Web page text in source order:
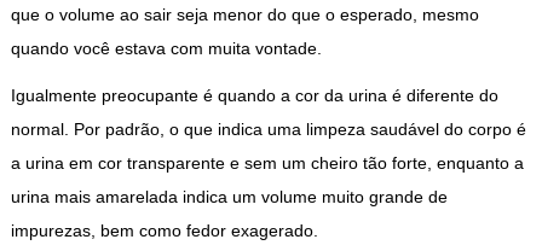
que o volume ao sair seja menor do que o esperado, mesmo
quando você estava com muita vontade.
Igualmente preocupante é quando a cor da urina é diferente do
normal. Por padrão, o que indica uma limpeza saudável do corpo é
a urina em cor transparente e sem um cheiro tão forte, enquanto a
urina mais amarelada indica um volume muito grande de
impurezas, bem como fedor exagerado.